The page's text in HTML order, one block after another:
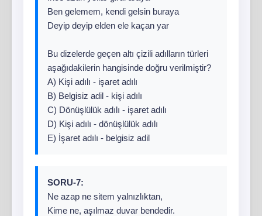
Ben gelemem, kendi gelsin buraya
Deyip deyip elden ele kaçan yar
Bu dizelerde geçen altı çizili adılların türleri
aşağıdakilerin hangisinde doğru verilmiştir?
A) Kişi adılı - işaret adılı
B) Belgisiz adil - kişi adılı
C) Dönüşlülük adılı - işaret adılı
D) Kişi adılı - dönüşlülük adılı
E) İşaret adılı - belgisiz adil
SORU-7:
Ne azap ne sitem yalnızlıktan,
Kime ne, aşılmaz duvar bendedir.